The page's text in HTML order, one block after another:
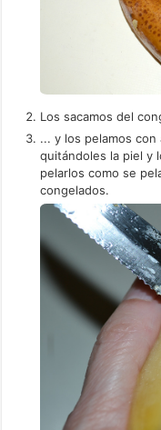
Los sacamos del
... y los pelamos
quitándoles la piel y
pelarlos como se
congelados.